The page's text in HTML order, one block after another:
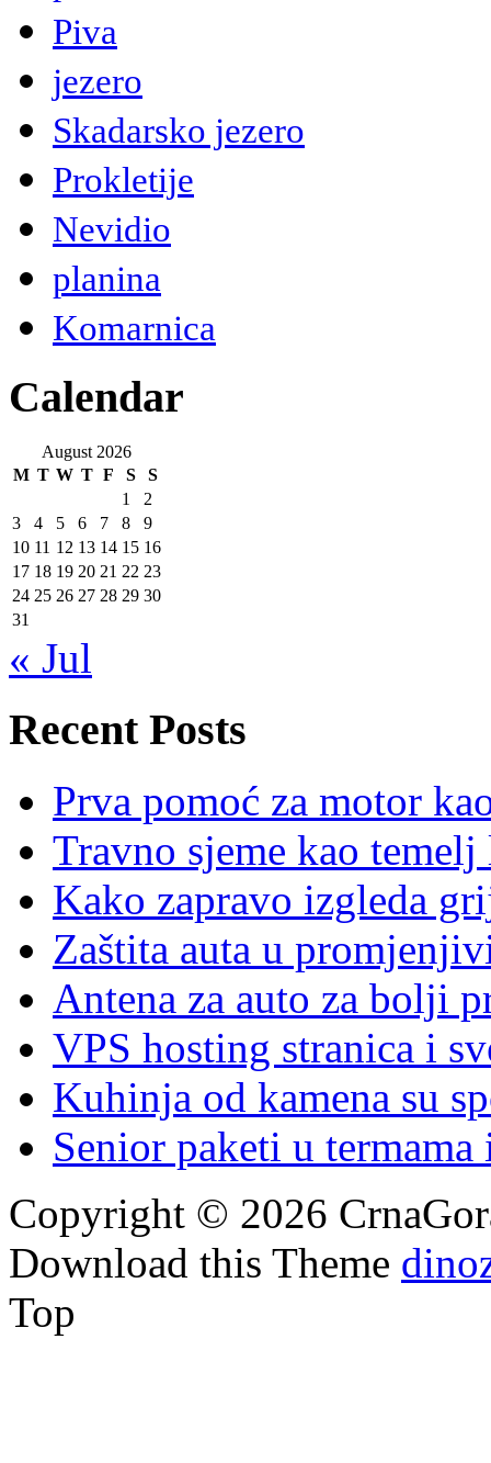
Piva
jezero
Skadarsko jezero
Prokletije
Nevidio
planina
Komarnica
Calendar
August 2026
M T W T F S
S
1
2
3
4 5 6 7 8
9
10 11 12 13 14 15 16
17 18 19 20 21 22 23
24 25 26 27 28 29 30
31
« Jul
Recent Posts
Prva pomoć za motor
Travno sjeme kao
Kako zapravo izgleda
Zaštita auta u
Antena za auto za bolji
VPS hosting stranica i
Kuhinja od kamena su
Senior paketi u
Copyright © 2026
Download this Theme
Top